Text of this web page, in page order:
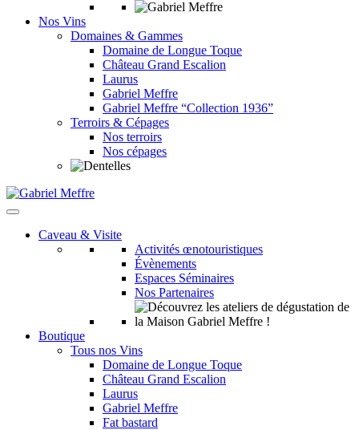
Nos Vins
Domaines & Gammes
Domaine de Longue Toque
Château Grand Escalion
Laurus
Gabriel Meffre
Gabriel Meffre “Collection 1936”
Terroirs & Cépages
Nos terroirs
Nos cépages
Caveau & Visite
Activités œnotouristiques
Évènements
Espaces Séminaires
Nos Partenaires
Boutique
Tous nos Vins
Domaine de Longue Toque
Château Grand Escalion
Laurus
Gabriel Meffre
Fat bastard